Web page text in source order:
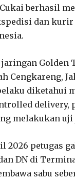
Cukai berhasil
dan
Golden
Cengkareng,
diketahui
delivery,
melakukan
2026 petugas
DN di
sabu